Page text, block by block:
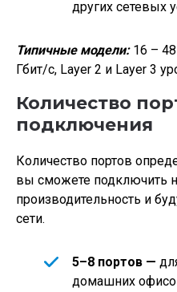
других сетевых
Типичные модели: 16 –
Гбит/с, Layer 2 и Layer 3
Количество
подключения
Количество портов
вы сможете подключить
производительность и
сети.
5–8 портов —
домашних